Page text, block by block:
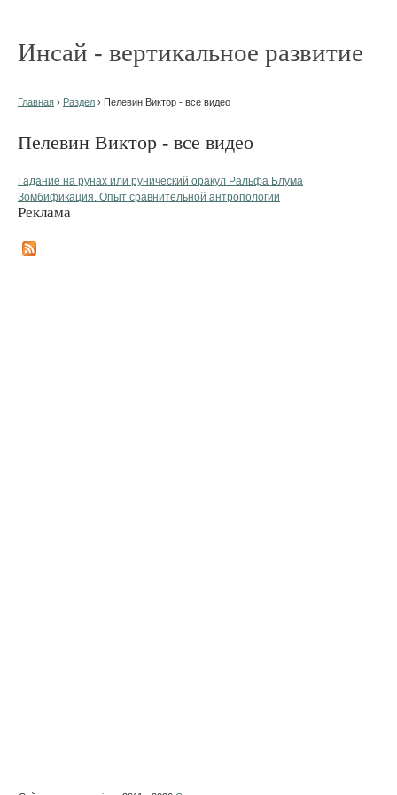
Инсай - вертикальное развитие
Главная › Раздел › Пелевин Виктор - все видео
Пелевин Виктор - все видео
Гадание на рунах или рунический оракул Ральфа Блума
Зомбификация. Опыт сравнительной антропологии
Реклама